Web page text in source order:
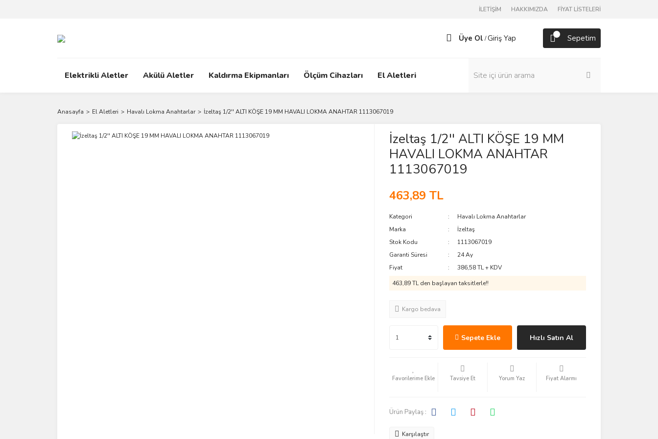
İLETİŞİM HAKKIMIZDA FİYAT LİSTELERİ
Üye Ol /Giriş Yap Sepetim
Elektrikli Aletler Akülü Aletler Kaldırma Ekipmanları Ölçüm Cihazları El Aletleri
Anasayfa El Aletleri Havalı Lokma Anahtarlar İzeltaş 1/2'' ALTI KÖŞE 19 MM HAVALI LOKMA ANAHTAR 1113067019
İzeltaş 1/2'' ALTI KÖŞE 19 MM
HAVALI LOKMA ANAHTAR
1113067019
463,89 TL
Kategori
Havalı Lokma Anahtarlar
Marka
İzeltaş
Stok Kodu
1113067019
Garanti Süresi
24 Ay
Fiyat
386,58 TL + KDV
463,89 TL den başlayan taksitlerle!!
Kargo bedava
Sepete Ekle Hızlı Satın Al
Tavsiye Et Yorum Yaz Fiyat Alarmı
Ürün Paylaş :
Karşılaştır